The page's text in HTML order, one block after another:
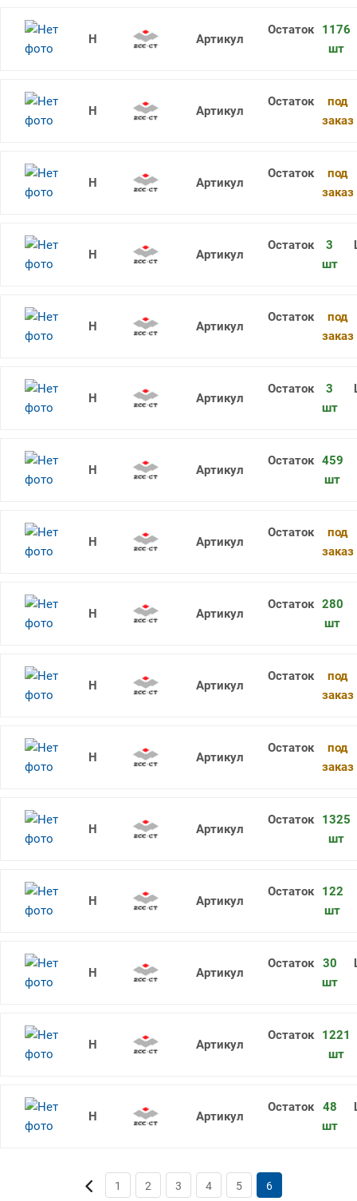
CCMT060204-EM YBM253
1176
шт
CCMT060204-EM YBG205
под
заказ
CCMT060204-EF YBG205
под
заказ
CCMT060204-AHF YNT251
3
шт
CCMT060204-AHF YB9320
под
заказ
CCMT060202-HF YBG202
3
шт
CCMT060202-HF YBC252
459
шт
CCMT060202-HF YBC152
под
заказ
CCMT060202-EF YBM153
280
шт
CCMT060202-EF YBG205
под
заказ
CCMT060202-EF YBG202
под
заказ
CCMT060204-EM YBG205
1325
шт
CCMT060204-AHF YB9320
122
шт
CCMT060202-HF YBC152
30
шт
CCMT060202-EF YBG205
1221
шт
CCMT060202-EF YBG202
48
шт
1 2 3 4 5 6